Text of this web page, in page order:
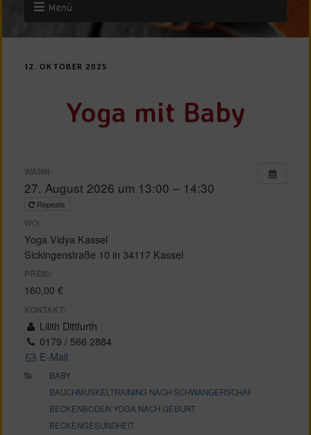
Menü
12. OKTOBER 2025
Yoga mit Baby
WANN:
27. August 2026 um 13:00 – 14:30
Repeats
WO:
Yoga Vidya Kassel
Sickingenstraße 10 in 34117 Kassel
PREIS:
160,00 €
KONTAKT:
Lilith Dittfurth
0179 / 566 2884
E-Mail
BABY
BAUCHMUSKELTRAINING NACH SCHWANGERSCHAFT
BECKENBODEN YOGA NACH GEBURT
BECKENGESUNDHEIT